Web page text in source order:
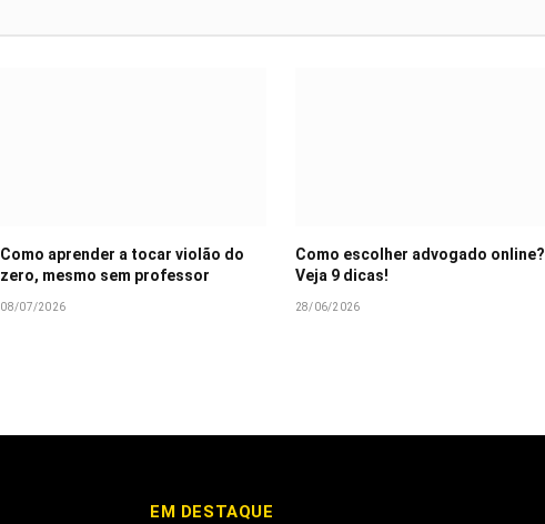
Como aprender a tocar violão do
zero, mesmo sem professor
08/07/2026
Como escolher advogado online?
Veja 9 dicas!
28/06/2026
EM DESTAQUE